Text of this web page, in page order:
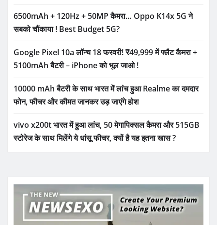
6500mAh + 120Hz + 50MP कैमरा… Oppo K14x 5G ने
सबको चौंकाया ! Best Budget 5G?
Google Pixel 10a लॉन्च 18 फरवरी! ₹49,999 में फ्लैट कैमरा +
5100mAh बैटरी – iPhone को भूल जाओ !
10000 mAh बैटरी के साथ भारत में लांच हुआ Realme का दमदार
फोन, फीचर और कीमत जानकर उड़ जाएंगे होश
vivo x200t भारत में हुआ लांच, 50 मेगापिक्सल कैमरा और 515GB
स्टोरेज के साथ मिलेंगे ये धांसू फीचर, क्यों है यह इतना खास ?